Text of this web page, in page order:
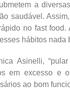
a
saudável.
no fast
hábitos nada
Asinelli,
em excesso e
ao bom